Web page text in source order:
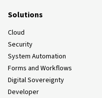
Solutions
Cloud
Security
System Automation
Forms and Workflows
Digital Sovereignty
Developer